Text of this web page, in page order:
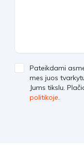
Pateikdami
mes juos
Jums tikslu.
politikoje.